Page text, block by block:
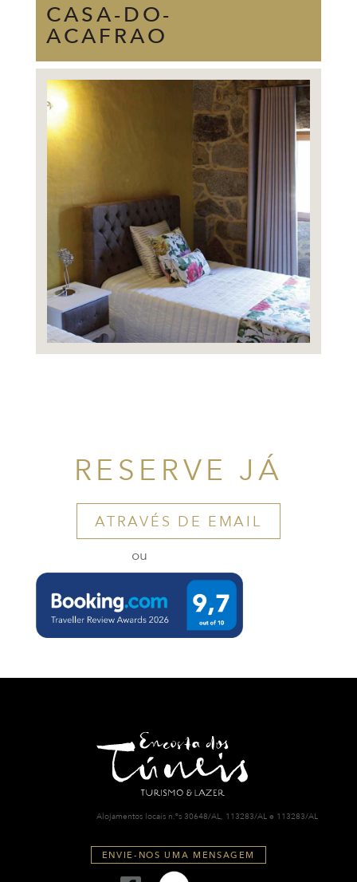
CASA-DO-
ACAFRAO
RESERVE JÁ
ATRAVÉS DE EMAIL
ou
Alojamentos locais n.ºs 30648/AL, 113283/AL e 113283/AL
ENVIE-NOS UMA MENSAGEM